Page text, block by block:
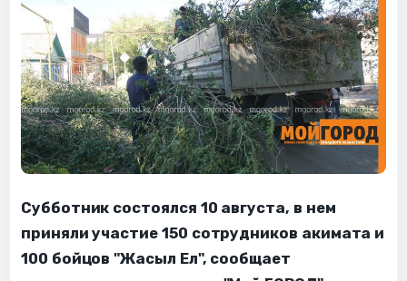
Субботник состоялся 10 августа, в нем
приняли участие 150 сотрудников акимата и
100 бойцов "Жасыл Ел", сообщает